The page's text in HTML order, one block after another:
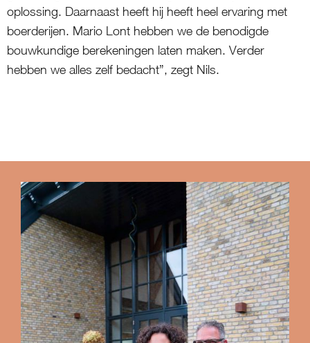
oplossing. Daarnaast heeft hij heeft heel ervaring met
boerderijen. Mario Lont hebben we de benodigde
bouwkundige berekeningen laten maken. Verder
hebben we alles zelf bedacht”, zegt Nils.